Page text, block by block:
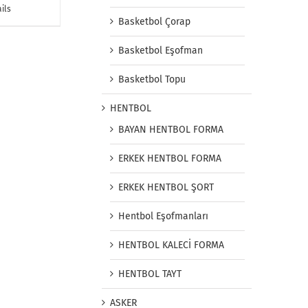
Basketbol Çorap
Basketbol Eşofman
Basketbol Topu
HENTBOL
BAYAN HENTBOL FORMA
ERKEK HENTBOL FORMA
ERKEK HENTBOL ŞORT
Hentbol Eşofmanları
HENTBOL KALECİ FORMA
HENTBOL TAYT
ASKER